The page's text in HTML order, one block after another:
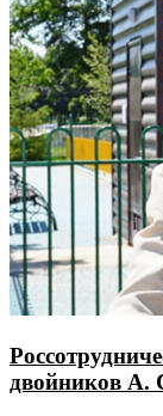
двойников